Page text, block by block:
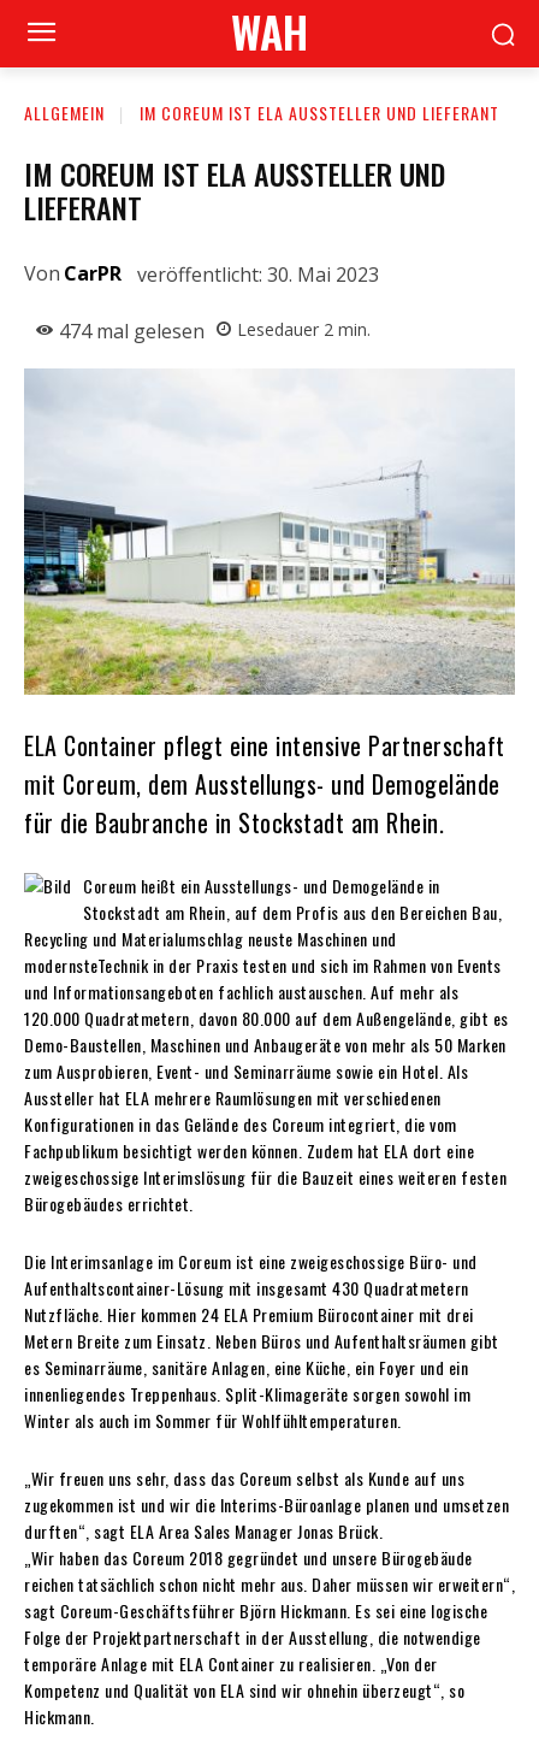
WAH
ALLGEMEIN IM COREUM IST ELA AUSSTELLER UND LIEFERANT
IM COREUM IST ELA AUSSTELLER UND
LIEFERANT
Von CarPR veröffentlicht: 30. Mai 2023
474mal gelesen Lesedauer 2 min.
ELA Container pflegt eine intensive Partnerschaft
mit Coreum, dem Ausstellungs- und Demogelände
für die Baubranche in Stockstadt am Rhein.
Coreum heißt ein Ausstellungs- und Demogelände in
Stockstadt am Rhein, auf dem Profis aus den Bereichen Bau,
Recycling und Materialumschlag neuste Maschinen und
modernsteTechnik in der Praxis testen und sich im Rahmen von Events
und Informationsangeboten fachlich austauschen. Auf mehr als
120.000 Quadratmetern, davon 80.000 auf dem Außengelände, gibt es
Demo-Baustellen, Maschinen und Anbaugeräte von mehr als 50 Marken
zum Ausprobieren, Event- und Seminarräume sowie ein Hotel. Als
Aussteller hat ELA mehrere Raumlösungen mit verschiedenen
Konfigurationen in das Gelände des Coreum integriert, die vom
Fachpublikum besichtigt werden können. Zudem hat ELA dort eine
zweigeschossige Interimslösung für die Bauzeit eines weiteren festen
Bürogebäudes errichtet.
Die Interimsanlage im Coreum ist eine zweigeschossige Büro- und
Aufenthaltscontainer-Lösung mit insgesamt 430 Quadratmetern
Nutzfläche. Hier kommen 24 ELA Premium Bürocontainer mit drei
Metern Breite zum Einsatz. Neben Büros und Aufenthaltsräumen gibt
es Seminarräume, sanitäre Anlagen, eine Küche, ein Foyer und ein
innenliegendes Treppenhaus. Split-Klimageräte sorgen sowohl im
Winter als auch im Sommer für Wohlfühltemperaturen.
„Wir freuen uns sehr, dass das Coreum selbst als Kunde auf uns
zugekommen ist und wir die Interims-Büroanlage planen und umsetzen
durften“, sagt ELA Area Sales Manager Jonas Brück.
„Wir haben das Coreum 2018 gegründet und unsere Bürogebäude
reichen tatsächlich schon nicht mehr aus. Daher müssen wir erweitern“,
sagt Coreum-Geschäftsführer Björn Hickmann. Es sei eine logische
Folge der Projektpartnerschaft in der Ausstellung, die notwendige
temporäre Anlage mit ELA Container zu realisieren. „Von der
Kompetenz und Qualität von ELA sind wir ohnehin überzeugt“, so
Hickmann.